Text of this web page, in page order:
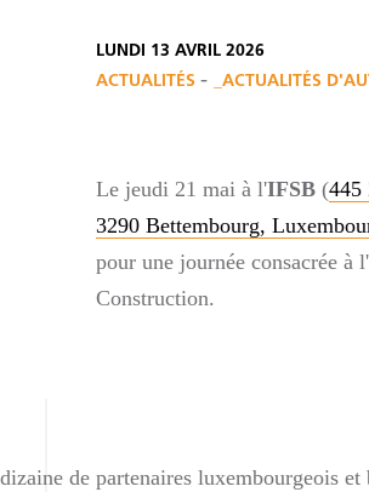
LUNDI 13 AVRIL 2026
ACTUALITÉS - _ACTUALITÉS
Le jeudi 21 mai à l'IFSB (445
3290 Bettembourg,
pour une journée consacrée à
Construction.
de partenaires luxembourgeois et